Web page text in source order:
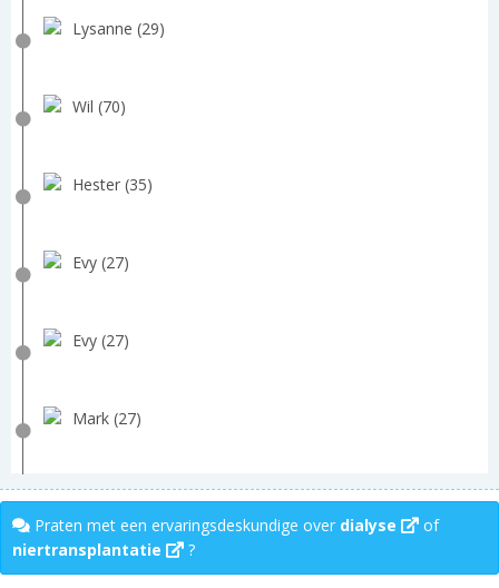
Lysanne (29)
Wil (70)
Hester (35)
Evy (27)
Evy (27)
Mark (27)
Praten met een ervaringsdeskundige over dialyse
of
niertransplantatie
?